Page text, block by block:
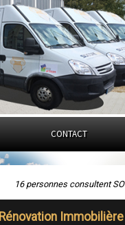
CONTACT
16 personnes consultent
Rénovation